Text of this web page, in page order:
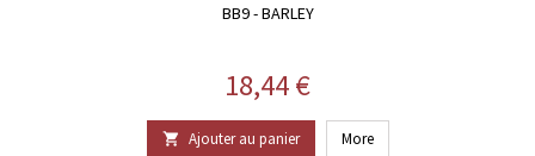
BB9 - BARLEY
Prix
18,44 €
 Ajouter au panier More